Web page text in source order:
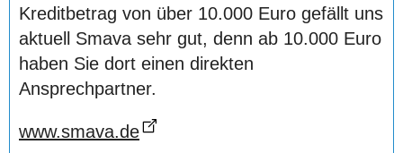
Kreditbetrag von über 10.000 Euro gefällt uns
aktuell Smava sehr gut, denn ab 10.000 Euro
haben Sie dort einen direkten
Ansprechpartner.
www.smava.de